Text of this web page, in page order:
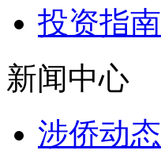
投资指南
新闻中心
涉侨动态